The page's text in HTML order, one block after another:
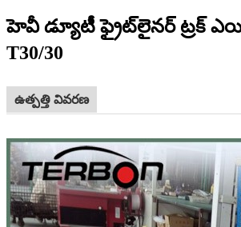
హెవీ డ్యూటీ ఫ్రైట్‌లైనర్ ట్రక్
T30/30
ఉత్పత్తి వివరణ